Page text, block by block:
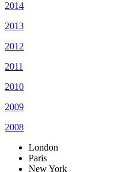
2014
2013
2012
2011
2010
2009
2008
London
Paris
New York